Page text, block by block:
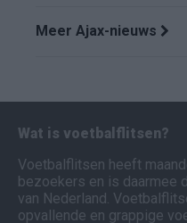
Meer Ajax-nieuws
Wat is voetbalflitsen?
Voetbalflitsen heeft
bezoekers en is daarmee
van Nederland.
opvallende en grappige